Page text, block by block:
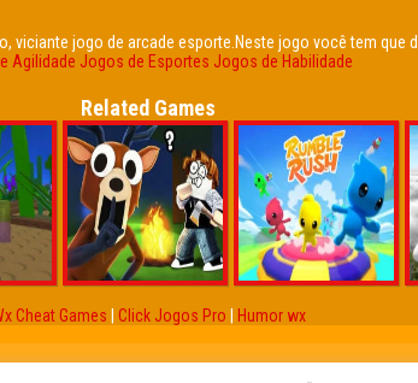
viciante jogo de arcade esporte.Neste jogo você tem que
Agilidade Jogos de Esportes Jogos de Habilidade
Related Games
Cheat Games Click Jogos Pro Humor wx